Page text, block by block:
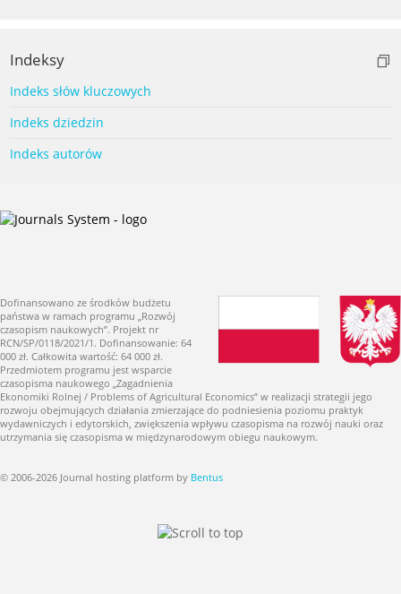
Indeksy
Indeks słów kluczowych
Indeks dziedzin
Indeks autorów
Dofinansowano ze środków budżetu
państwa w ramach programu „Rozwój
czasopism naukowych”. Projekt nr
RCN/SP/0118/2021/1. Dofinansowanie: 64
000 zł. Całkowita wartość: 64 000 zł.
Przedmiotem programu jest wsparcie
czasopisma naukowego „Zagadnienia
Ekonomiki Rolnej / Problems of Agricultural Economics” w realizacji strategii jego
rozwoju obejmujących działania zmierzające do podniesienia poziomu praktyk
wydawniczych i edytorskich, zwiększenia wpływu czasopisma na rozwój nauki oraz
utrzymania się czasopisma w międzynarodowym obiegu naukowym.
© 2006-2026 Journal hosting platform by Bentus